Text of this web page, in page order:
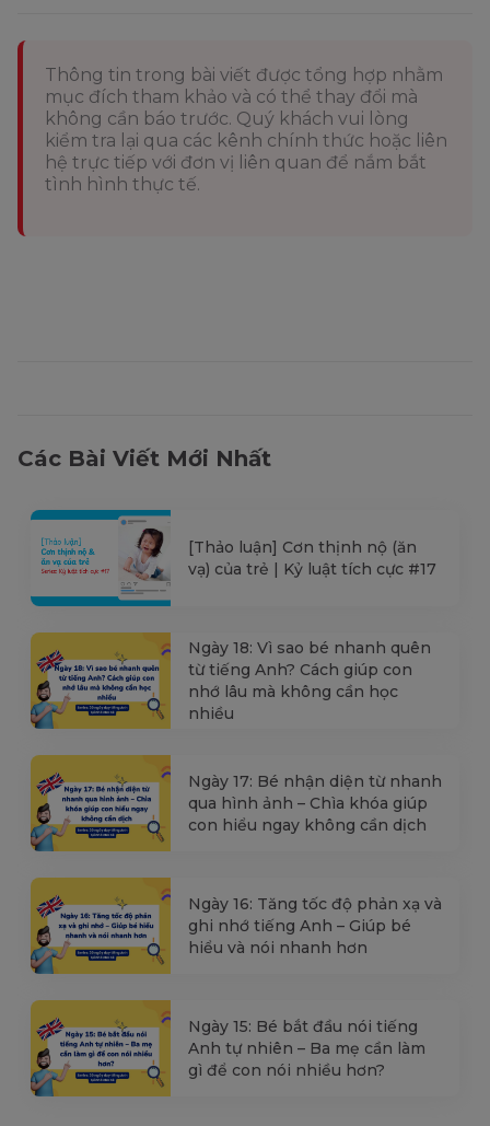
Thông tin trong bài viết được tổng hợp nhằm
mục đích tham khảo và có thể thay đổi mà
không cần báo trước. Quý khách vui lòng
kiểm tra lại qua các kênh chính thức hoặc liên
hệ trực tiếp với đơn vị liên quan để nắm bắt
tình hình thực tế.
Các Bài Viết Mới Nhất
[Thảo luận] Cơn thịnh nộ (ăn
vạ) của trẻ | Kỷ luật tích cực #17
Ngày 18: Vì sao bé nhanh quên
từ tiếng Anh? Cách giúp con
nhớ lâu mà không cần học
nhiều
Ngày 17: Bé nhận diện từ nhanh
qua hình ảnh – Chìa khóa giúp
con hiểu ngay không cần dịch
Ngày 16: Tăng tốc độ phản xạ và
ghi nhớ tiếng Anh – Giúp bé
hiểu và nói nhanh hơn
Ngày 15: Bé bắt đầu nói tiếng
Anh tự nhiên – Ba mẹ cần làm
gì để con nói nhiều hơn?